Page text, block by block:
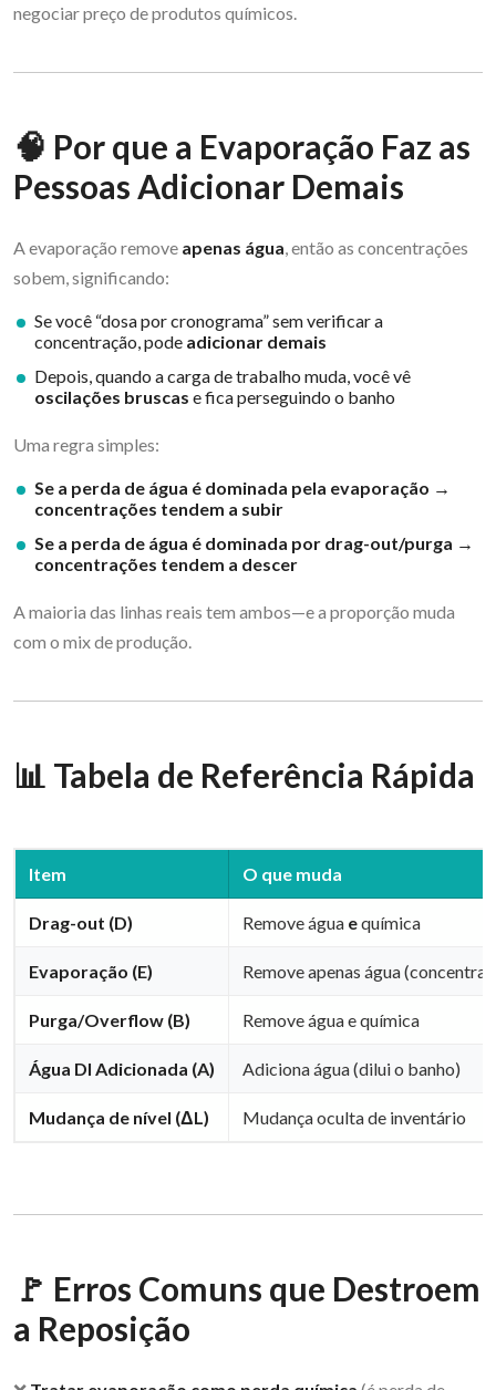
negociar preço de produtos químicos.
🧠 Por que a Evaporação Faz as
Pessoas Adicionar Demais
A evaporação remove apenas água , então as concentrações
sobem, significando:
Se você “dosa por cronograma” sem verificar a
concentração, pode adicionar demais
Depois, quando a carga de trabalho muda, você vê
oscilações bruscas e fica perseguindo o banho
Uma regra simples:
Se a perda de água é dominada pela evaporação →
concentrações tendem a subir
Se a perda de água é dominada por drag-out/purga →
concentrações tendem a descer
A maioria das linhas reais tem ambos—e a proporção muda
com o mix de produção.
📊 Tabela de Referência Rápida
Item O que muda
Drag-out (D) Remove água equímica
Evaporação (E) Remove apenas água (concentra
Purga/Overflow (B) Remove água e química
Água DI Adicionada (A) Adiciona água (dilui o banho)
Mudança de nível (ΔL) Mudança oculta de inventário
🚩 Erros Comuns que Destroem
a Reposição